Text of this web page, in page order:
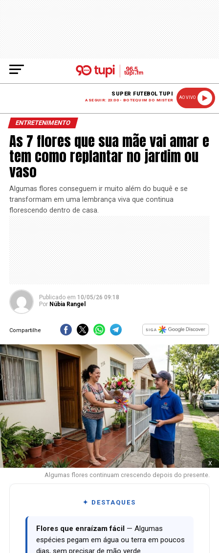
SUPER FUTEBOL TUPI
A SEGUIR: 23:00 - BOTEQUIM DO MISTER
AO VIVO
ENTRETENIMENTO
As 7 flores que sua mãe vai amar e
tem como replantar no jardim ou
vaso
Algumas flores conseguem ir muito além do buquê e se
transformam em uma lembrança viva que continua
florescendo dentro de casa.
Publicado em 10/05/26 09:18
Por Núbia Rangel
Compartilhe
x
Algumas flores continuam crescendo depois do presente.
✦ DESTAQUES
Flores que enraízam fácil— Algumas
espécies pegam em água ou terra em poucos
dias, sem precisar de mão verde